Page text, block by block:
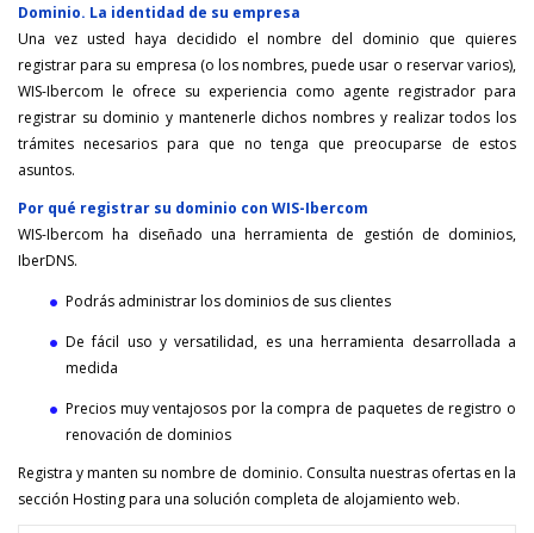
Dominio. La identidad de su empresa
Una vez usted haya decidido el nombre del dominio que quieres
registrar para su empresa (o los nombres, puede usar o reservar varios),
WIS-Ibercom le ofrece su experiencia como agente registrador para
registrar su dominio y mantenerle dichos nombres y realizar todos los
trámites necesarios para que no tenga que preocuparse de estos
asuntos.
Por qué registrar su dominio con WIS-Ibercom
WIS-Ibercom ha diseñado una herramienta de gestión de dominios,
IberDNS.
Podrás administrar los dominios de sus clientes
De fácil uso y versatilidad, es una herramienta desarrollada a
medida
Precios muy ventajosos por la compra de paquetes de registro o
renovación de dominios
Registra y manten su nombre de dominio. Consulta nuestras ofertas en la
sección Hosting para una solución completa de alojamiento web.